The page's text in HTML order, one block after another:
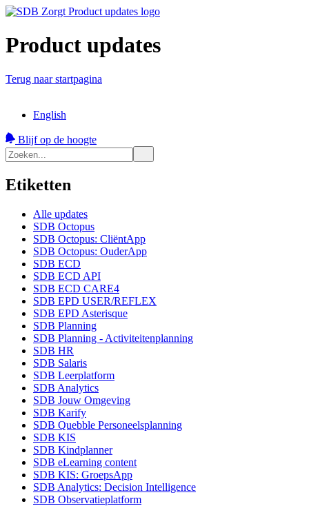
Product updates
Terug naar startpagina
English
Blijf op de hoogte
Etiketten
Alle updates
SDB Octopus
SDB Octopus: CliëntApp
SDB Octopus: OuderApp
SDB ECD
SDB ECD API
SDB ECD CARE4
SDB EPD USER/REFLEX
SDB EPD Asterisque
SDB Planning
SDB Planning - Activiteitenplanning
SDB HR
SDB Salaris
SDB Leerplatform
SDB Analytics
SDB Jouw Omgeving
SDB Karify
SDB Quebble Personeelsplanning
SDB KIS
SDB Kindplanner
SDB eLearning content
SDB KIS: GroepsApp
SDB Analytics: Decision Intelligence
SDB Observatieplatform